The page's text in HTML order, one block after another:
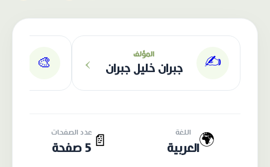
✍️ المؤلف
جبران خليل جبران ›
🎨
🌍 اللغة
العربية 📄
عدد الصفحات
5 صفحة